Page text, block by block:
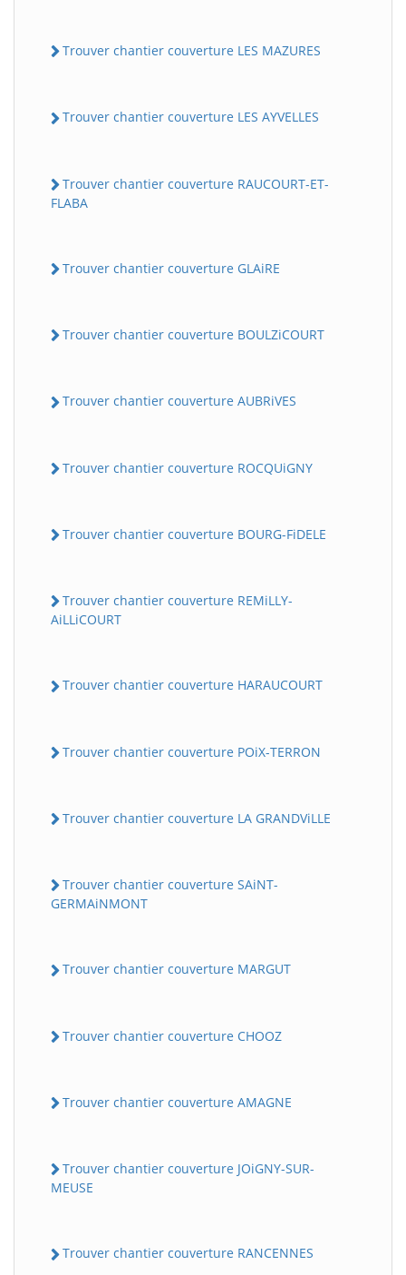
Trouver chantier couverture LES MAZURES
Trouver chantier couverture LES AYVELLES
Trouver chantier couverture RAUCOURT-ET-
FLABA
Trouver chantier couverture GLAiRE
Trouver chantier couverture BOULZiCOURT
Trouver chantier couverture AUBRiVES
Trouver chantier couverture ROCQUiGNY
Trouver chantier couverture BOURG-FiDELE
Trouver chantier couverture REMiLLY-
AiLLiCOURT
Trouver chantier couverture HARAUCOURT
Trouver chantier couverture POiX-TERRON
Trouver chantier couverture LA GRANDViLLE
Trouver chantier couverture SAiNT-
GERMAiNMONT
Trouver chantier couverture MARGUT
Trouver chantier couverture CHOOZ
Trouver chantier couverture AMAGNE
Trouver chantier couverture JOiGNY-SUR-
MEUSE
Trouver chantier couverture RANCENNES